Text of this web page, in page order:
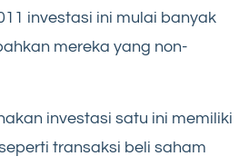
investasi ini mulai banyak
mereka yang non-
investasi satu ini memiliki
transaksi beli saham